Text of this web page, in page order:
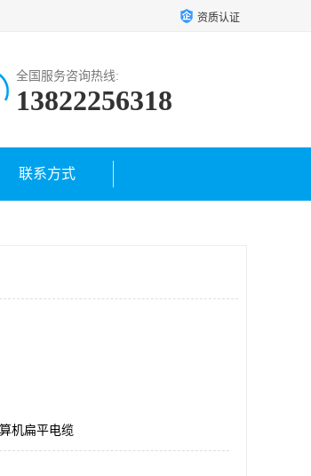
资质认证
全国服务咨询热线:
13822256318
联系方式
机扁平电缆